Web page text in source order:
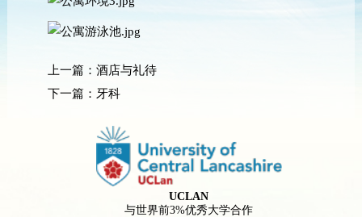
上一篇： 酒店与礼待
下一篇： 牙科
UCLAN
与世界前3%优秀大学合作